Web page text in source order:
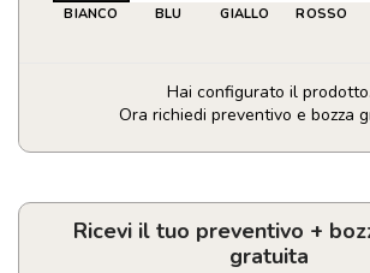
BIANCO BLU GIALLO ROSSO
Hai configurato il prodotto.
Ora richiedi preventivo e bozza
Racchette
Kongal
quantitàRicevi il tuo preventivo +
gratuita